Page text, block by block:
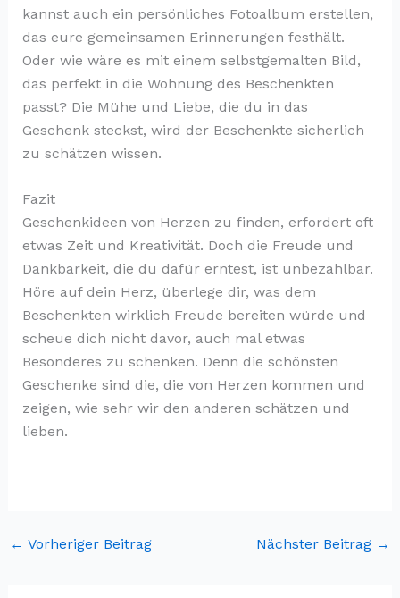
kannst auch ein persönliches Fotoalbum erstellen,
das eure gemeinsamen Erinnerungen festhält.
Oder wie wäre es mit einem selbstgemalten Bild,
das perfekt in die Wohnung des Beschenkten
passt? Die Mühe und Liebe, die du in das
Geschenk steckst, wird der Beschenkte sicherlich
zu schätzen wissen.
Fazit
Geschenkideen von Herzen zu finden, erfordert oft
etwas Zeit und Kreativität. Doch die Freude und
Dankbarkeit, die du dafür erntest, ist unbezahlbar.
Höre auf dein Herz, überlege dir, was dem
Beschenkten wirklich Freude bereiten würde und
scheue dich nicht davor, auch mal etwas
Besonderes zu schenken. Denn die schönsten
Geschenke sind die, die von Herzen kommen und
zeigen, wie sehr wir den anderen schätzen und
lieben.
← Vorheriger Beitrag Nächster Beitrag →